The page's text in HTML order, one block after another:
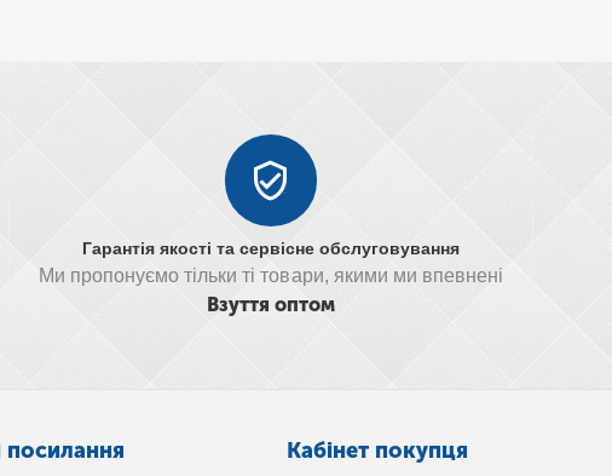
Гарантія якості та сервісне обслуговування
Ми пропонуємо тільки ті товари, якими ми впевнені
Взуття оптом
посилання Кабінет покупця